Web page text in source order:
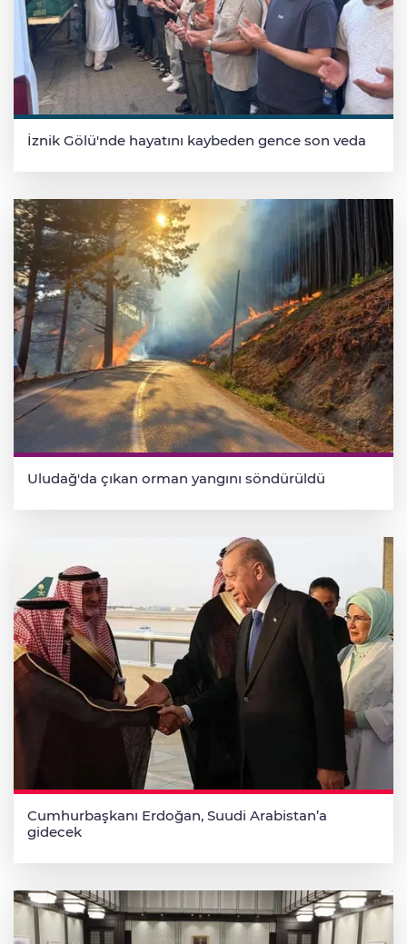
İznik Gölü'nde hayatını kaybeden gence son veda
Uludağ'da çıkan orman yangını söndürüldü
Cumhurbaşkanı Erdoğan, Suudi Arabistan’a
gidecek